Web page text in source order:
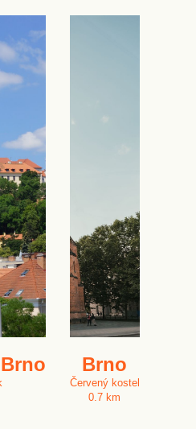
Brno
Červený kostel
0.7 km